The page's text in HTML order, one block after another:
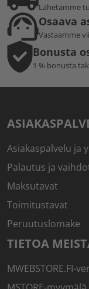
Lähetämme
Osaava
Vastaamme
Bonusta
1 % bonusta
Asiakaspalvelu ja
Palautus ja
Maksutavat
Toimitustavat
Peruutuslomake
TIETOA
MWEBSTORE.FI-